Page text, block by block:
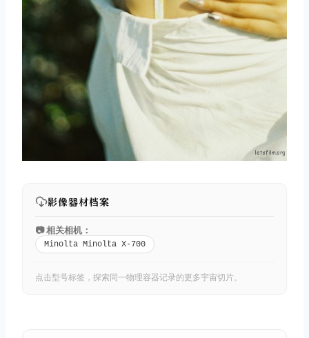
影像器材档案
📷 相关相机：
Minolta Minolta X-700
点击型号标签，探索同一物理容器记录的更多宇宙切片。